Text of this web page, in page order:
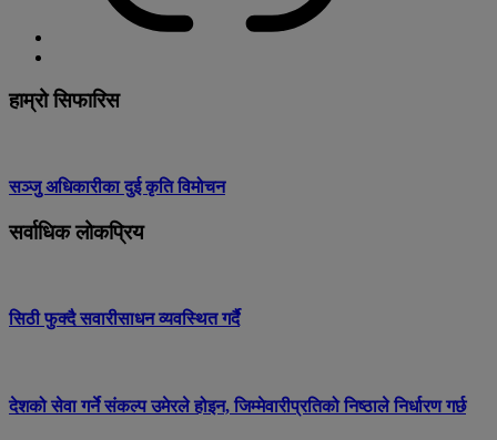
हाम्रो सिफारिस
सञ्जु अधिकारीका दुई कृति विमोचन
सर्वाधिक लोकप्रिय
सिठी फुक्दै सवारीसाधन व्यवस्थित गर्दै
देशको सेवा गर्ने संकल्प उमेरले होइन, जिम्मेवारीप्रतिको निष्ठाले निर्धारण गर्छ